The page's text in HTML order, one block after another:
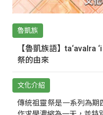
魯凱族
【魯凱族語】ta‘avalra
祭的由來
文化介紹
傳統祖靈祭是一系列為